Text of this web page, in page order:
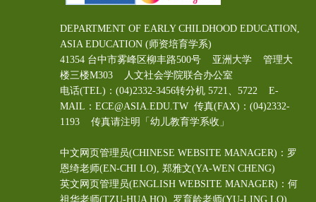
DEPARTMENT OF EARLY CHILDHOOD EDUCATION,
ASIA EDUCATION (师资培育学系)
41354 台中市雾峰区柳丰路500号 亚洲大学 管理大
楼三楼M303 人文社会学院联合办公室
电话(TEL)：(04)2332-3456转分机 5721、5722 E-
MAIL：ECE@ASIA.EDU.TW 传真(FAX)：(04)2332-
1193 传真请注明「幼儿教育学系收」
中文网页管理员(CHINESE WEBSITE MANAGER)：罗
恩绮老师(EN-CHI LO) , 郑雅文(YA-WEN CHENG)
英文网页管理员(ENGLISH WEBSITE MANAGER)：何
祖华老师(TZU-HUA HO), 罗育龄老师(YU-LING LO)